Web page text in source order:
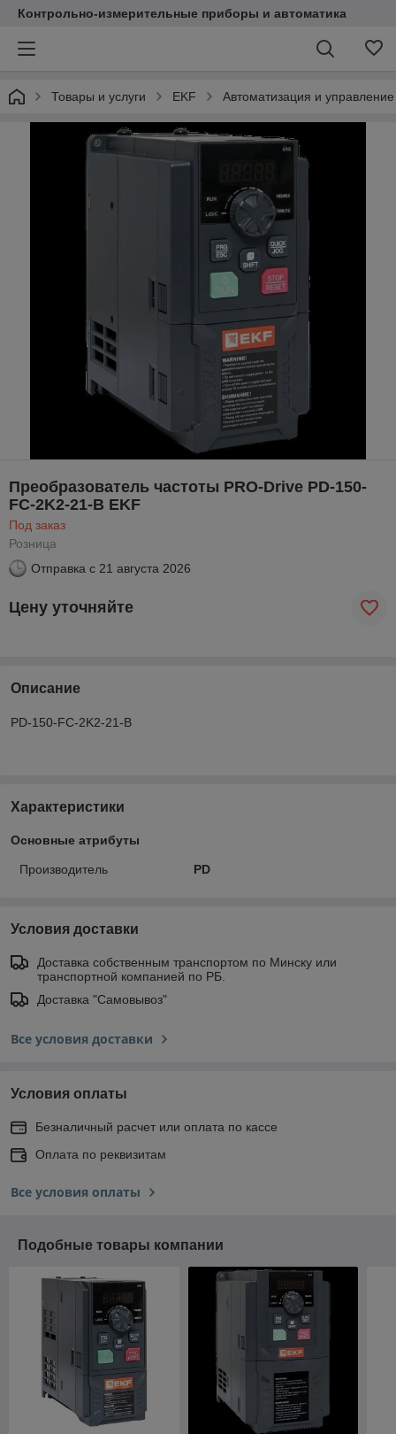
Контрольно-измерительные приборы и автоматика
Товары и услуги EKF Автоматизация и
Преобразователь частоты PRO-Drive PD-150-
FC-2K2-21-B EKF
Под заказ
Розница
Отправка с 21 августа 2026
Цену уточняйте
Описание
PD-150-FC-2K2-21-B
Характеристики
Основные атрибуты
Производитель PD
Условия доставки
Доставка собственным транспортом по Минску или
транспортной компанией по РБ.
Доставка "Самовывоз"
Все условия доставки
Условия оплаты
Безналичный расчет или оплата по кассе
Оплата по реквизитам
Все условия оплаты
Подобные товары компании